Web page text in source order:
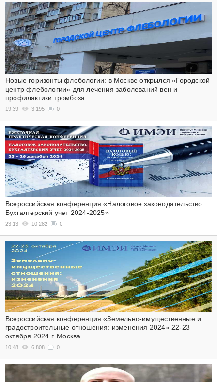
Новые горизонты флебологии: в Москве открылся «Городской
центр флебологии» для лечения заболеваний вен и
профилактики тромбоза
19:39 3 195 0
Всероссийская конференция «Налоговое законодательство.
Бухгалтерский учет 2024-2025»
23:13 10 282 0
Всероссийская конференция «Земельно-имущественные и
градостроительные отношения: изменения 2024» 22-23
октября 2024 г. Москва.
10:48 6 808 0